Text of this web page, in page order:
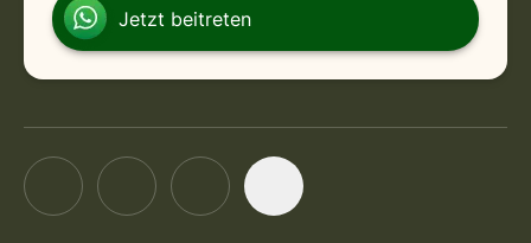
Jetzt beitreten